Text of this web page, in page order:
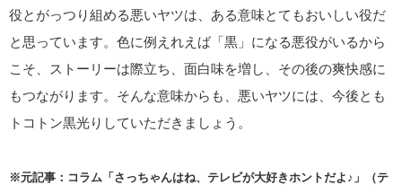
役とがっつり組める悪いヤツは、ある意味とてもおいしい役だ
と思っています。色に例えれえば「黒」になる悪役がいるから
こそ、ストーリーは際立ち、面白味を増し、その後の爽快感に
もつながります。そんな意味からも、悪いヤツには、今後とも
トコトン黒光りしていただきましょう。
※元記事：コラム「さっちゃんはね、テレビが大好きホントだよ♪」（テ